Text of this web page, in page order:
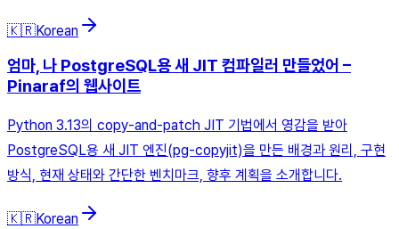
🇰🇷Korean
엄마, 나 PostgreSQL용 새 JIT 컴파일러 만들었어 –
Pinaraf의 웹사이트
Python 3.13의 copy‑and‑patch JIT 기법에서 영감을 받아
PostgreSQL용 새 JIT 엔진(pg-copyjit)을 만든 배경과 원리, 구현
방식, 현재 상태와 간단한 벤치마크, 향후 계획을 소개합니다.
🇰🇷Korean